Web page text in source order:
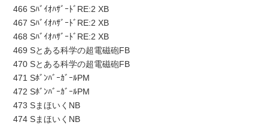
466 SﾊﾞｲｵﾊｻﾞｰﾄﾞRE:2 XB
467 SﾊﾞｲｵﾊｻﾞｰﾄﾞRE:2 XB
468 SﾊﾞｲｵﾊｻﾞｰﾄﾞRE:2 XB
469 Sとある科学の超電磁砲FB
470 Sとある科学の超電磁砲FB
471 SﾎﾞﾝﾊﾞｰｶﾞｰﾙPM
472 SﾎﾞﾝﾊﾞｰｶﾞｰﾙPM
473 SまほいくNB
474 SまほいくNB